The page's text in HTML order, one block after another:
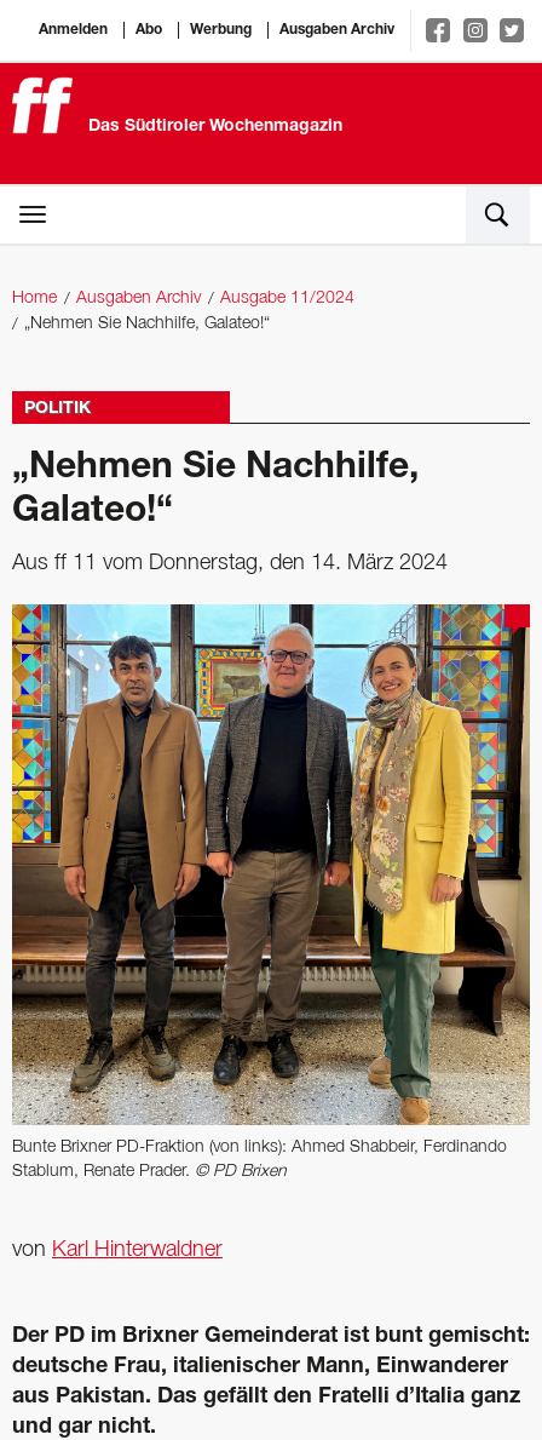
Anmelden Abo Werbung Ausgaben Archiv
Das Südtiroler Wochenmagazin
Home Ausgaben Archiv
Ausgabe 11/2024
„Nehmen Sie Nachhilfe, Galateo!“
POLITIK
„Nehmen Sie Nachhilfe,
Galateo!“
Aus ff 11 vom Donnerstag, den 14. März 2024
Bunte Brixner PD-Fraktion (von links): Ahmed Shabbeir, Ferdinando
Stablum, Renate Prader. © PD Brixen
von Karl Hinterwaldner
Der PD im Brixner Gemeinderat ist bunt gemischt:
deutsche Frau, italienischer Mann, Einwanderer
aus Pakistan. Das gefällt den Fratelli d’Italia ganz
und gar nicht.